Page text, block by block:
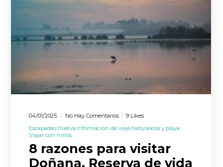
04/01/2025 No Hay Comentarios
9 Likes
Escapadas Huelva Información de viaje Naturaleza y playa
Viajar con niños
8 razones para visitar
Doñana. Reserva de vida